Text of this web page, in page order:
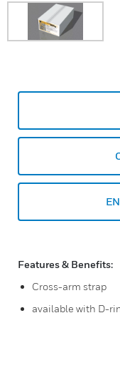
Features & Benefits:
Cross-arm strap
available with D-